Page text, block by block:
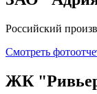
Российский
Смотреть
ЖК